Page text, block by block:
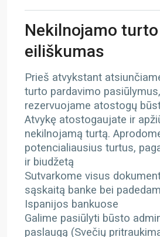
Nekilnojamo
eiliškumas
Prieš atvykstant
turto pardavimo
rezervuojame atostogų
Atvykę atostogaujate ir
nekilnojamą turtą.
potencialiausius turtus,
ir biudžetą
Sutvarkome visus
sąskaitą banke bei
Ispanijos bankuose
Galime pasiūlyti būsto
paslaugą (Svečių